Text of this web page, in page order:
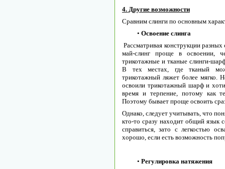
4. Другие возможности
Сравним слинги по основным
• Освоение слинга
Рассматривая конструкции
май-слинг проще в освоении,
трикотажные и тканые слинги-
В тех местах, где тканый
трикотажный ляжет более мягко.
освоили трикотажный шарф и
время и терпение, потому как
Поэтому бывает проще освоить
Однако, следует учитывать, что
кто-то сразу находит общий язык
справиться, зато с легкостью
хорошо, если есть возможность
• Регулировка натяжения